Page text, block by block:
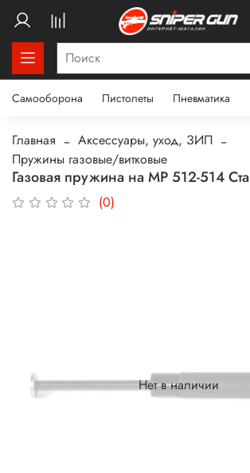
Самооборона Пистолеты Пневматика
Главная
Аксессуары, уход, ЗИП
Пружины газовые/витковые
Газовая пружина на МР 512-514
(0)
Нет в наличии